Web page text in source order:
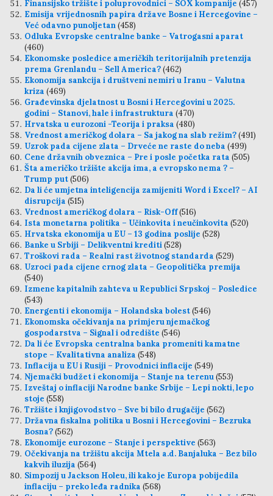
Finansijsko tržište i poluprovodnici – SOX kompanije (457)
Emisija vrijednosnih papira države Bosne i Hercegovine –
Već odavno punoljetan(458)
Odluka Evropske centralne banke – Vatrogasni aparat
(460)
Ekonomske posledice američkih teritorijalnih pretenzija
prema Grenlandu – Sell America?(462)
Ekonomija sankcija i društveni nemiri u Iranu – Valutna
kriza (469)
Građevinska djelatnost u Bosni i Hercegovini u 2025.
godini – Stanovi, hale i infrastruktura (470)
Hrvatska u eurozoni -Teorija i praksa (480)
Vrednost američkog dolara – Sa jakog na slab režim?(491)
Uzrok pada cijene zlata – Drveće ne raste do neba (499)
Cene državnih obveznica – Pre i posle početka rata (505)
Šta američko tržište akcija ima, a evropsko nema ? –
Trump put(506)
Da li će umjetna inteligencija zamijeniti Word i Excel? – AI
disrupcija (515)
Vrednost američkog dolara – Risk-Off(516)
Ista monetarna politika – Učinkovita i neučinkovita (520)
Hrvatska ekonomija u EU – 13 godina poslije (528)
Banke u Srbiji – Delikventni krediti(528)
Troškovi rada – Realni rast životnog standarda (529)
Uzroci pada cijene crnog zlata – Geopolitička premija
(540)
Izmene kapitalnih zahteva u Republici Srpskoj – Posledice
(543)
Energenti i ekonomija – Holandska bolest(546)
Ekonomska očekivanja na primjeru njemačkog
gospodarstva – Signal i odredište (546)
Da li će Evropska centralna banka promeniti kamatne
stope – Kvalitativna analiza (548)
Inflacija u EU i Rusiji – Provodnici inflacije (549)
Njemački budžet i ekonomija – Stanje na terenu(553)
Izveštaj o inflaciji Narodne banke Srbije – Lepi nokti, lepo
stoje (558)
Tržište i knjigovodstvo – Sve bi bilo drugačije (562)
Državna fiskalna politika u Bosni i Hercegovini – Bezruka
Bosna?(562)
Ekonomije eurozone – Stanje i perspektive (563)
Očekivanja na tržištu akcija Mtela a.d. Banjaluka – Bez bilo
kakvih iluzija (564)
Simpozij u Jackson Holeu, ili kako je Europa pobijedila
inflaciju – preko leđa radnika (568)